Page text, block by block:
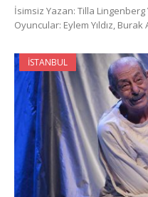
İsimsiz Yazan: Tilla Lingenberg
Oyuncular: Eylem Yıldız, Burak
İSTANBUL